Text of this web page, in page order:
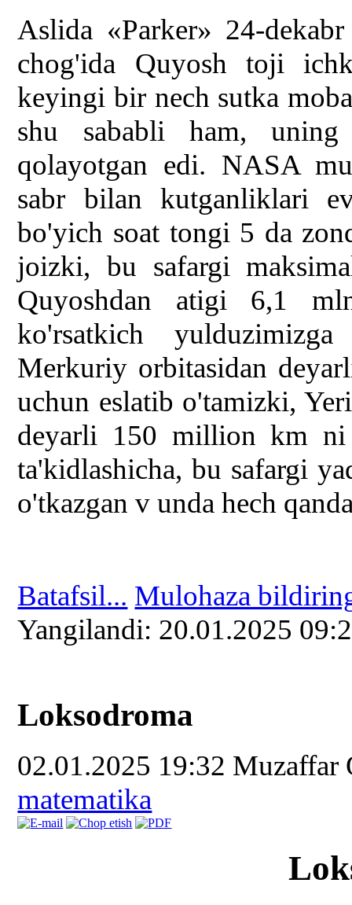
Aslida «Parker» 24-
chog'ida Quyosh toji
keyingi bir nech sutka
shu sababli ham,
qolayotgan edi. NASA
sabr bilan kutganliklari
bo'yich soat tongi 5 da
joizki, bu safargi
Quyoshdan atigi 6,1
ko'rsatkich
Merkuriy orbitasidan
uchun eslatib o'tamizki,
deyarli 150 million km ni
ta'kidlashicha, bu safargi
o'tkazgan v unda hech
Batafsil... Mulohaza
Yangilаndi: 20.01.2025
Loksodroma
02.01.2025 19:32 Muzaffar
matematika